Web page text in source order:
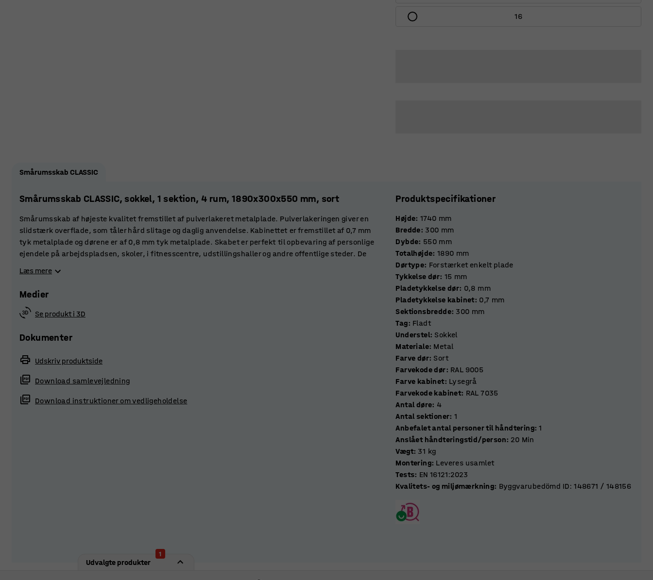
16
Smårumsskab CLASSIC
Smårumsskab CLASSIC, sokkel, 1 sektion, 4 rum, 1890x300x550 mm, sort
Smårumsskab af højeste kvalitet fremstillet af pulverlakeret metalplade. Pulverlakeringen giver en
slidstærk overflade, som tåler hård slitage og daglig anvendelse. Kabinettet er fremstillet af 0,7 mm
tyk metalplade og dørene er af 0,8 mm tyk metalplade. Skabet er perfekt til opbevaring af personlige
ejendele på arbejdspladsen, skoler, i fitnesscentre, udstillingshaller og andre offentlige steder. De
kabinettets top og bund øger ventilationen og afleder fugt.
Vælg mellem en række forskelligt tilbehør og sæt flere enheder sammen efter behov for at skabe en
skræddersyet opbevaringsløsning. Smårumsskabet leveres uden låse, så du selv kan vælge den
Læs mere
Medier
Se produkt i 3D
Dokumenter
Udskriv produktside
Download samlevejledning
Download instruktioner om vedligeholdelse
Produktspecifikationer
Højde: 1740 mm
Bredde: 300 mm
Dybde: 550 mm
Totalhøjde: 1890 mm
Dørtype: Forstærket enkelt plade
Tykkelse dør: 15 mm
Pladetykkelse dør: 0,8 mm
Pladetykkelse kabinet: 0,7 mm
Sektionsbredde: 300 mm
Tag: Fladt
Understel: Sokkel
Materiale: Metal
Farve dør: Sort
Farvekode dør: RAL 9005
Farve kabinet: Lysegrå
Farvekode kabinet: RAL 7035
Antal døre: 4
Antal sektioner: 1
Anbefalet antal personer til håndtering: 1
Anslået håndteringstid/person: 20 Min
Vægt: 31 kg
Montering: Leveres usamlet
Tests: EN 16121:2023
Kvalitets- og miljømærkning: Byggvarubedömd ID: 148671 / 148156
Udvalgte produkter
1